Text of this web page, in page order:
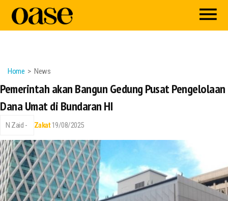
Home News
Pemerintah akan Bangun Gedung Pusat Pengelolaan
Dana Umat di Bundaran HI
N Zaid - Zakat 19/08/2025